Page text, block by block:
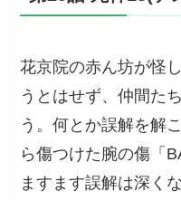
花京院の赤ん坊が怪
うとはせず、仲間た
う。何とか誤解を解
ら傷つけた腕の傷「
ますます誤解は深くな